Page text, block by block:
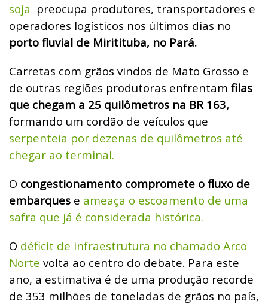
soja preocupa produtores, transportadores e
operadores logísticos nos últimos dias no
porto fluvial de Miritituba, no Pará.
Carretas com grãos vindos de Mato Grosso e
de outras regiões produtoras enfrentam filas
que chegam a 25 quilômetros na BR 163,
formando um cordão de veículos que
serpenteia por dezenas de quilômetros até
chegar ao terminal.
O congestionamento compromete o fluxo de
embarques e ameaça o escoamento de uma
safra que já é considerada histórica.
O déficit de infraestrutura no chamado Arco
Norte volta ao centro do debate. Para este
ano, a estimativa é de uma produção recorde
de 353 milhões de toneladas de grãos no país,